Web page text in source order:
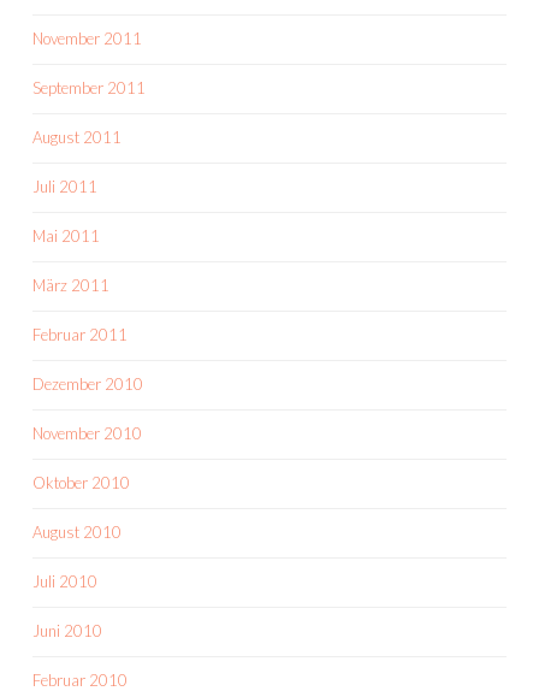
November 2011
September 2011
August 2011
Juli 2011
Mai 2011
März 2011
Februar 2011
Dezember 2010
November 2010
Oktober 2010
August 2010
Juli 2010
Juni 2010
Februar 2010